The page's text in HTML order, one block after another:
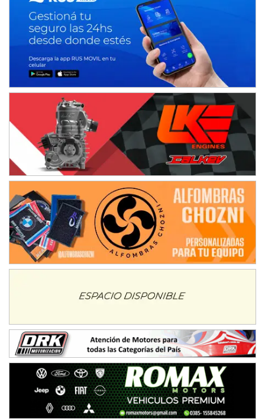
Humboldt (Santa Fe)
NORESTE SANTAFESINO - F6
Ciudad de Avellaneda (Asfalto)
SUR SANTAFESINO - F4
José Samuel Sánchez (Tierra)
Rufino (Santa Fe)
TUCUMANO - F5
Juan Navarro (Asfalto)
El Timbó (Tucumán)